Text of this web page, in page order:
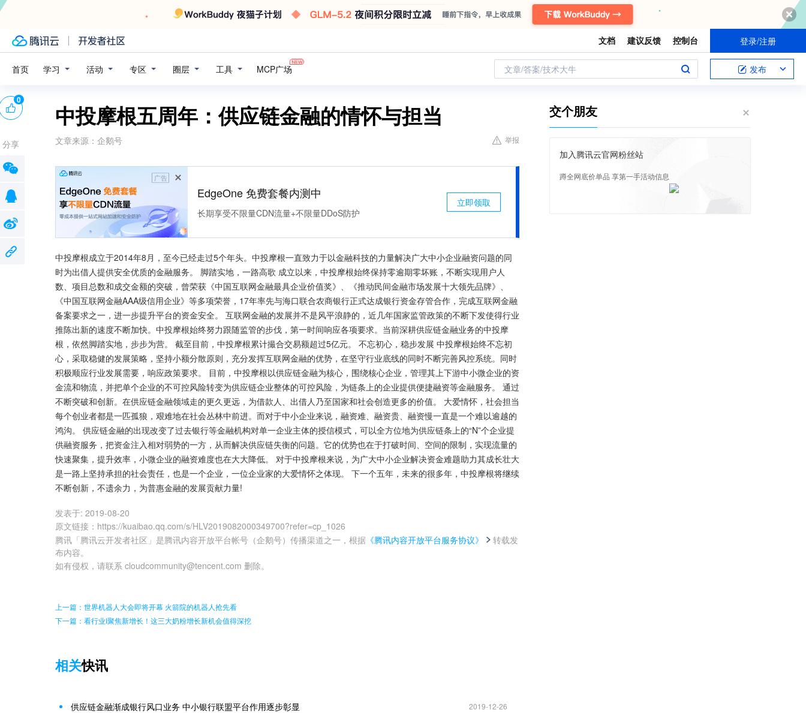
文档 建议反馈 控制台 登录/注册
首页 学习 活动 专区 圈层 工具 MCP广场 文章/答案/技术大牛 发布
中投摩根五周年：供应链金融的情怀与担当
文章来源： 企鹅号 举报
广告
EdgeOne 免费套餐内测中
长期享受不限量CDN流量+不限量DDoS防护
立即领取
中投摩根成立于2014年8月，至今已经走过5个年头。中投摩根一直致力于以金融科技的力量解决广大中小企业融资问题的同
时为出借人提供安全优质的金融服务。 脚踏实地，一路高歌 成立以来，中投摩根始终保持零逾期零坏账，不断实现用户人
数、项目总数和成交金额的突破，曾荣获《中国互联网金融最具企业价值奖》、《推动民间金融市场发展十大领先品牌》、
《中国互联网金融AAA级信用企业》等多项荣誉，17年率先与海口联合农商银行正式达成银行资金存管合作，完成互联网金融
备案要求之一，进一步提升平台的资金安全。 互联网金融的发展并不是风平浪静的，近几年国家监管政策的不断下发使得行业
推陈出新的速度不断加快。中投摩根始终努力跟随监管的步伐，第一时间响应各项要求。当前深耕供应链金融业务的中投摩
根，依然脚踏实地，步步为营。 截至目前，中投摩根累计撮合交易额超过5亿元。 不忘初心，稳步发展 中投摩根始终不忘初
心，采取稳健的发展策略，坚持小额分散原则，充分发挥互联网金融的优势，在坚守行业底线的同时不断完善风控系统。同时
积极顺应行业发展需要，响应政策要求。 目前，中投摩根以供应链金融为核心，围绕核心企业，管理其上下游中小微企业的资
金流和物流，并把单个企业的不可控风险转变为供应链企业整体的可控风险，为链条上的企业提供便捷融资等金融服务。 通过
不断突破和创新。在供应链金融领域走的更久更远，为借款人、出借人乃至国家和社会创造更多的价值。 大爱情怀，社会担当
每个创业者都是一匹孤狼，艰难地在社会丛林中前进。而对于中小企业来说，融资难、融资贵、融资慢一直是一个难以逾越的
鸿沟。 供应链金融的出现改变了过去银行等金融机构对单一企业主体的授信模式，可以全方位地为供应链条上的“N”个企业提
供融资服务，把资金注入相对弱势的一方，从而解决供应链失衡的问题。它的优势也在于打破时间、空间的限制，实现流量的
快速聚集，提升效率，小微企业的融资难度也在大大降低。 对于中投摩根来说，为广大中小企业解决资金难题助力其成长壮大
是一路上坚持承担的社会责任，也是一个企业，一位企业家的大爱情怀之体现。 下一个五年，未来的很多年，中投摩根将继续
不断创新，不遗余力，为普惠金融的发展贡献力量!
发表于: 2019-08-20
原文链接 ： https://kuaibao.qq.com/s/HLV2019082000349700?refer=cp_1026
腾讯「腾讯云开发者社区」是腾讯内容开放平台帐号（企鹅号）传播渠道之一，根据 《腾讯内容开放平台服务协议》
转载发
布内容。
如有侵权，请联系 cloudcommunity@tencent.com 删除。
0
分享
上一篇：世界机器人大会即将开幕 火箭院的机器人抢先看
下一篇：看行业I聚焦新增长！这三大奶粉增长新机会值得深挖
相关快讯
供应链金融渐成银行风口业务 中小银行联盟平台作用逐步彰显 2019-12-26
交个朋友
加入腾讯云官网粉丝站
蹲全网底价单品 享第一手活动信息